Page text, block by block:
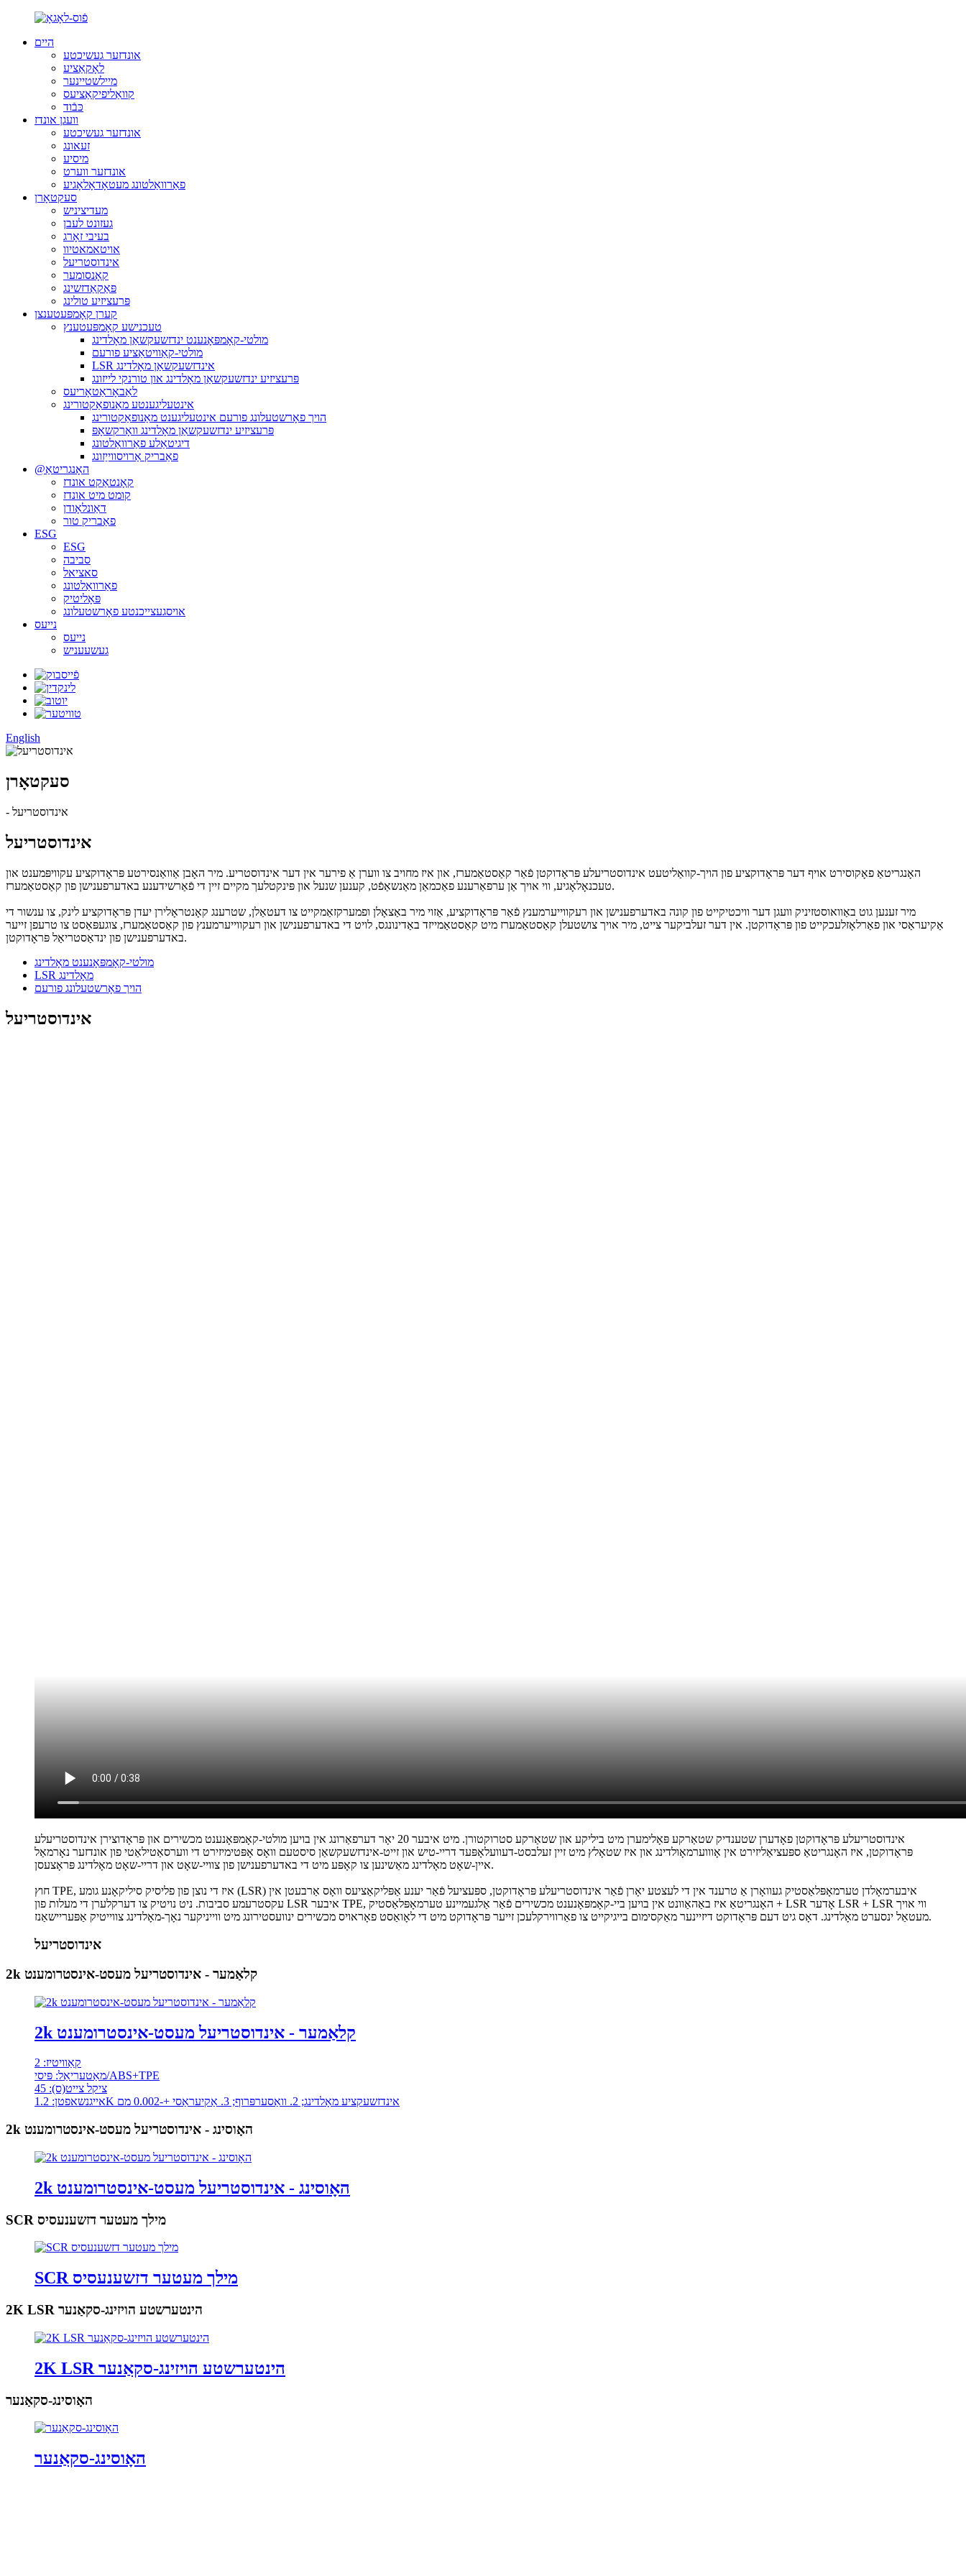
היים
אונדזער געשיכטע
לאָקאַציע
מיילשטיינער
קוואַליפיקאַציעס
כּבֿוד
וועגן אונדז
אונדזער געשיכטע
זעאונג
מיסיע
אונדזער ווערט
פאַרוואַלטונג מעטאָדאָלאָגיע
סעקטאָרן
מעדיציניש
געזונט לעבן
בעיבי זאָרג
אויטאמאטיוו
אינדוסטריעל
קאָנסומער
פּאַקאַדזשינג
פּרעציזיע טולינג
קערן קאָמפּעטענצן
טעכנישע קאָמפּעטענץ
מולטי-קאָמפּאָנענט ינדזשעקשאַן מאָלדינג
מולטי-קאַוויטאַציע פורעם
LSR אינדזשעקשאַן מאָלדינג
פּרעציזיע ינדזשעקשאַן מאָלדינג און טורנקי לייזונג
לאַבאָראַטאָריעס
אינטעליגענטע מאַנופאַקטורינג
הויך פאָרשטעלונג פורעם אינטעליגענט מאַנופאַקטורינג
פּרעציזיע ינדזשעקשאַן מאָלדינג וואָרקשאָפּ
דיגיטאַלע פאַרוואַלטונג
פאַבריק אַרויסווייַזונג
@האָנגריטאַ
קאָנטאַקט אונדז
קומט מיט אונדז
דאַונלאָודן
פאַבריק טור
ESG
ESG
סביבה
סאציאל
פאַרוואַלטונג
פּאָליטיק
אויסגעצייכנטע פאָרשטעלונג
נייעס
נייעס
געשעעניש
English
סעקטאָרן
- אינדוסטריעל
אינדוסטריעל
האָנגריטאַ פאָקוסירט אויף דער פּראָדוקציע פון ​​הויך-קוואַליטעט אינדוסטריעלע פּראָדוקטן פֿאַר קאַסטאַמערז, און איז מחויב צו ווערן אַ פירער אין דער אינדוסטריע. מיר האָבן אַוואַנסירטע פּראָדוקציע עקוויפּמענט און
טעכנאָלאָגיע, ווי אויך אַן ערפאַרענע פאַכמאַן מאַנשאַפֿט, קענען שנעל און פּינקטלעך מקיים זיין די פֿאַרשידענע באדערפענישן פון קאַסטאַמערז.
מיר זענען גוט באַוואוסטזיניק וועגן דער וויכטיקייט פון קונה באדערפענישן און רעקווייערמענץ פֿאַר פּראָדוקציע, אַזוי מיר באַצאָלן ופמערקזאַמקייט צו דעטאַלן, שטרענג קאָנטראָלירן יעדן פּראָדוקציע לינק, צו ענשור די
אַקיעראַסי און פאַרלאָזלעכקייט פון פּראָדוקטן. אין דער זעלביקער צייט, מיר אויך צושטעלן קאַסטאַמערז מיט קאַסטאַמייזד באַדינונגס, לויט די באדערפענישן און רעקווייערמענץ פון קאַסטאַמערז, צוגעפּאַסט צו טרעפן זייער
באדערפענישן פון ינדאַסטריאַל פּראָדוקטן.
מולטי-קאָמפּאָנענט מאָלדינג
LSR מאָלדינג
הויך פאָרשטעלונג פורעם
אינדוסטריעל
אינדוסטריעלע פּראָדוקטן פאָדערן שטענדיק שטאַרקע פּאָלימערן מיט ביליקע און שטאַרקע סטרוקטורן. מיט איבער 20 יאָר דערפאַרונג אין בויען מולטי-קאָמפּאָנענט מכשירים און פּראָדוצירן אינדוסטריעלע
פּראָדוקטן, איז האָנגריטאַ ספּעציאַליזירט אין אָוווערמאָולדינג און איז שטאָלץ מיט זיין זעלבסט-דעוועלאָפּעד דריי-טיש און זייט-אינדזשעקשאַן סיסטעם וואָס אָפּטימיזירט די ווערסאַטילאַטי פון אונדזער נאָרמאַל
איין-שאָט מאָלדינג מאַשינען צו קאָפּע מיט די באדערפענישן פון צוויי-שאָט און דריי-שאָט מאָלדינג פּראָצעסן.
חוץ TPE, איז די נוצן פון פליסיק סיליקאָנע גומע (LSR) איבערמאָלדן טערמאָפּלאַסטיק געוואָרן אַ טרענד אין די לעצטע יאָרן פֿאַר אינדוסטריעלע פּראָדוקטן, ספּעציעל פֿאַר יענע אַפּליקאַציעס וואָס אַרבעטן אין
עקסטרעמע סביבות. ניט נויטיק צו דערקלערן די מעלות פון LSR איבער TPE, האָנגריטאַ איז באַהאַוונט אין בויען ביי-קאָמפּאָנענט מכשירים פֿאַר אַלגעמיינע טערמאָפּלאַסטיק + LSR אָדער LSR + LSR ווי אויך
מעטאַל ינסערט מאָלדינג. דאָס גיט דעם פּראָדוקט דיזיינער מאַקסימום בייגיקייט צו פאַרווירקלעכן זייער פּראָדוקט מיט די לאָואַסט פאָראויס מכשירים ינוועסטירונג מיט ווייניקער נאָך-מאָלדינג צווייטיק אַפּעריישאַנז.
אינדוסטריעל
2k קלאַמער - אינדוסטריעל מעסט-אינסטרומענט
2k קלאַמער - אינדוסטריעל מעסט-אינסטרומענט
קאַוויטיז: 2
מאַטעריאַל: פּיסי/ABS+TPE
ציקל צייט(ס): 45
אייגנשאפטן: 1.2K אינדזשעקציע מאָלדינג; 2. וואַסערפּרוף; 3. אַקיעראַסי +-0.002 מם
2k האָוסינג - אינדוסטריעל מעסט-אינסטרומענט
2k האָוסינג - אינדוסטריעל מעסט-אינסטרומענט
SCR מילך מעטער דזשענעסיס
SCR מילך מעטער דזשענעסיס
2K LSR ​​הינטערשטע הויזינג-סקאַנער
2K LSR ​​הינטערשטע הויזינג-סקאַנער
האָוסינג-סקאַנער
האָוסינג-סקאַנער